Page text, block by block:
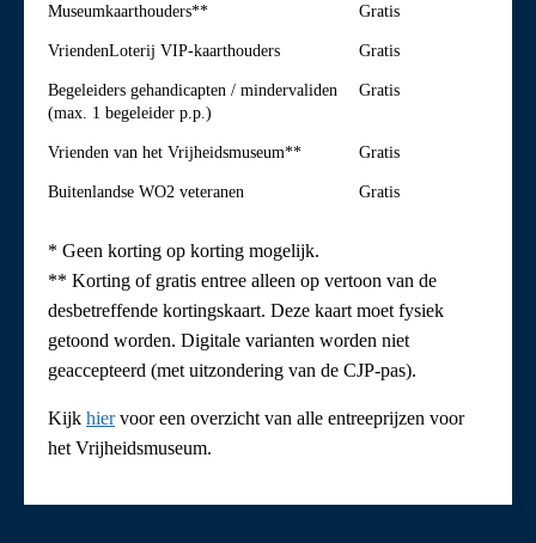
Museumkaarthouders** Gratis
VriendenLoterij VIP-kaarthouders Gratis
Begeleiders gehandicapten / mindervaliden
(max. 1 begeleider p.p.)
Gratis
Vrienden van het Vrijheidsmuseum** Gratis
Buitenlandse WO2 veteranen Gratis
* Geen korting op korting mogelijk.
** Korting of gratis entree alleen op vertoon van de
desbetreffende kortingskaart. Deze kaart moet fysiek
getoond worden. Digitale varianten worden niet
geaccepteerd (met uitzondering van de CJP-pas).
Kijk hiervoor een overzicht van alle entreeprijzen voor
het Vrijheidsmuseum.